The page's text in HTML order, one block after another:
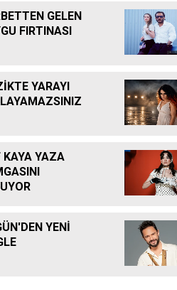
GELEN
FIRTINASI
YARAYI
KAYA YAZA
YENİ